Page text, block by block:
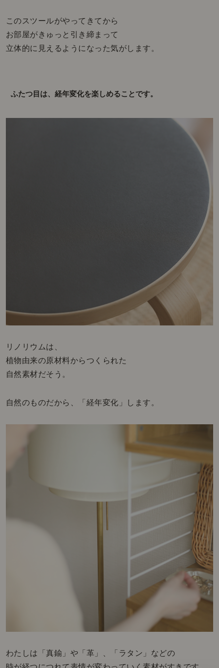
このスツールがやってきてから
お部屋がきゅっと引き締まって
立体的に見えるようになった気がします。
ふたつ目は、経年変化を楽しめることです。
リノリウムは、
植物由来の原材料からつくられた
自然素材だそう。
自然のものだから、「経年変化」します。
わたしは「真鍮」や「革」、「ラタン」などの